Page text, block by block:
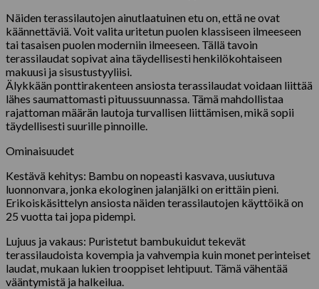
Näiden terassilautojen ainutlaatuinen etu on, että ne ovat
käännettäviä. Voit valita uritetun puolen klassiseen ilmeeseen
tai tasaisen puolen moderniin ilmeeseen. Tällä tavoin
terassilaudat sopivat aina täydellisesti henkilökohtaiseen
makuusi ja sisustustyyliisi.
Älykkään ponttirakenteen ansiosta terassilaudat voidaan liittää
lähes saumattomasti pituussuunnassa. Tämä mahdollistaa
rajattoman määrän lautoja turvallisen liittämisen, mikä sopii
täydellisesti suurille pinnoille.
Ominaisuudet
Kestävä kehitys: Bambu on nopeasti kasvava, uusiutuva
luonnonvara, jonka ekologinen jalanjälki on erittäin pieni.
Erikoiskäsittelyn ansiosta näiden terassilautojen käyttöikä on
25 vuotta tai jopa pidempi.
Lujuus ja vakaus: Puristetut bambukuidut tekevät
terassilaudoista kovempia ja vahvempia kuin monet perinteiset
laudat, mukaan lukien trooppiset lehtipuut. Tämä vähentää
vääntymistä ja halkeilua.